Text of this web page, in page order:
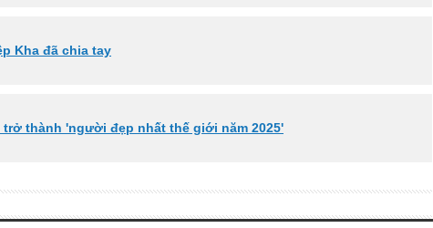
Kha đã chia tay
thành 'người đẹp nhất thế giới năm 2025'